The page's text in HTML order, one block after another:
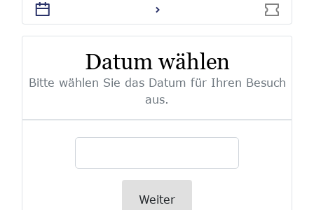
vorgelegt werden. Nachträgliche
Ermäßigungen können nicht gewährt
Tickets sind von der Rückgabe und vom
Datum wählen
Bitte wählen Sie das Datum für Ihren Besuch
aus.
Weiter